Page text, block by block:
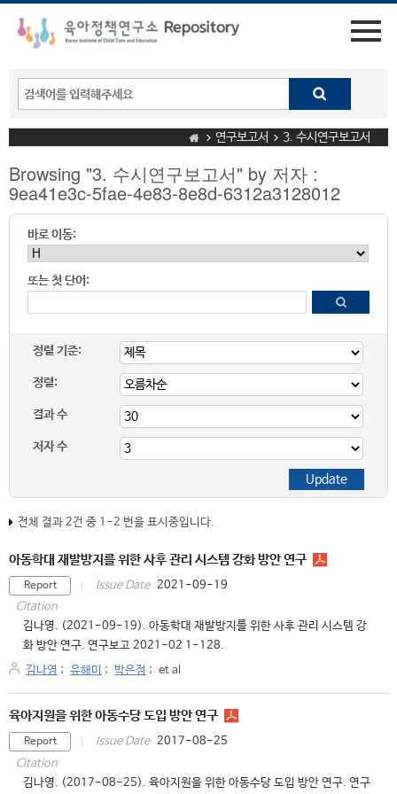
연구보고서 3. 수시연구보고서
Browsing "3. 수시연구보고서" by 저자 :
9ea41e3c-5fae-4e83-8e8d-6312a3128012
바로 이동:
또는 첫 단어:
정렬 기준:
정렬:
결과 수
저자 수
전체 결과 2건 중 1-2 번을 표시중입니다.
아동학대 재발방지를 위한 사후 관리 시스템 강화 방안 연구
Report Issue Date 2021-09-19
Citation
김나영. (2021-09-19). 아동학대 재발방지를 위한 사후 관리 시스템 강
화 방안 연구. 연구보고 2021-02 1-128.
김나영 ; 유해미 ; 박은정 ; et al
육아지원을 위한 아동수당 도입 방안 연구
Report Issue Date 2017-08-25
Citation
김나영. (2017-08-25). 육아지원을 위한 아동수당 도입 방안 연구. 연구